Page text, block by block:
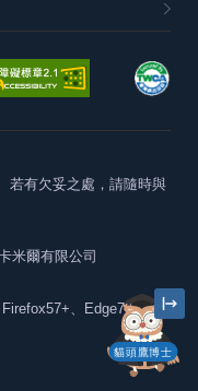
貓頭鷹博士
若有欠妥之處，請隨時與
米爾有限公司
、Edge79+及